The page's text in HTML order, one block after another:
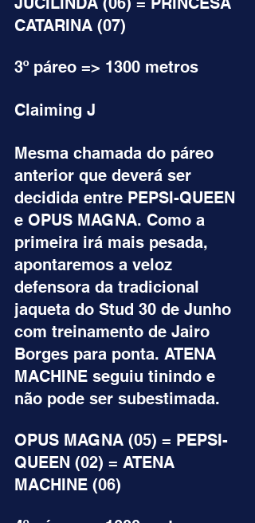
CATARINA (07)
3º páreo => 1300 metros
Claiming J
Mesma chamada do páreo
anterior que deverá ser
decidida entre PEPSI-QUEEN
e OPUS MAGNA. Como a
primeira irá mais pesada,
apontaremos a veloz
defensora da tradicional
jaqueta do Stud 30 de Junho
com treinamento de Jairo
Borges para ponta. ATENA
MACHINE seguiu tinindo e
não pode ser subestimada.
OPUS MAGNA (05) = PEPSI-
QUEEN (02) = ATENA
MACHINE (06)